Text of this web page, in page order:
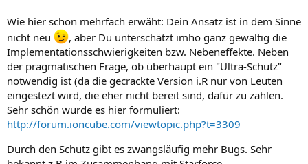
Wie hier schon mehrfach erwäht: Dein Ansatz ist in dem Sinne
nicht neu
, aber Du unterschätzt imho ganz gewaltig die
Implementationsschwierigkeiten bzw. Nebeneffekte. Neben
der pragmatischen Frage, ob überhaupt ein "Ultra-Schutz"
notwendig ist (da die gecrackte Version i.R nur von Leuten
eingestezt wird, die eher nicht bereit sind, dafür zu zahlen.
Sehr schön wurde es hier formuliert:
http://forum.ioncube.com/viewtopic.php?t=3309
Durch den Schutz gibt es zwangsläufig mehr Bugs. Sehr